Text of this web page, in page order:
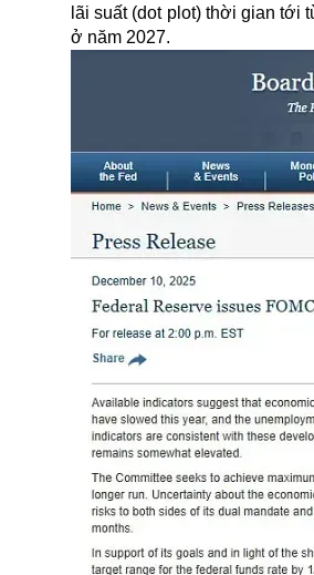
lãi suất (dot plot) thời gian tới
ở năm 2027.